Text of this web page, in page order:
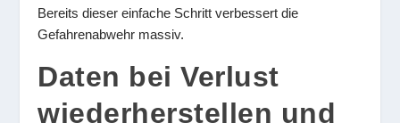
Bereits dieser einfache Schritt verbessert die
Gefahrenabwehr massiv.
Daten bei Verlust
wiederherstellen und